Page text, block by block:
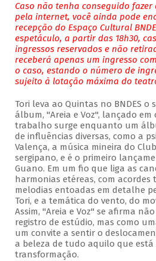
Caso não tenha conseguido
pela internet, você ainda pode
recepção do Espaço Cultural
espetáculo, a partir das 18h30,
ingressos reservados e não
receberá apenas um ingresso
o caso, estando o número de
sujeito à lotação máxima do
Tori leva ao Quintas no BNDES o
álbum, "Areia e Voz", lançado em
trabalho surge enquanto um
de influências diversas, como a
Valença, a música mineira do
sergipano, e é o primeiro
Guano. Em um fio que liga as
harmonias etéreas, com acordes
melodias entoadas em detalhe
Tori, e a temática do vento, do
Assim, "Areia e Voz" se afirma
registro de estúdio, mas como
um convite a sentir o
a beleza de tudo aquilo que
transformação.